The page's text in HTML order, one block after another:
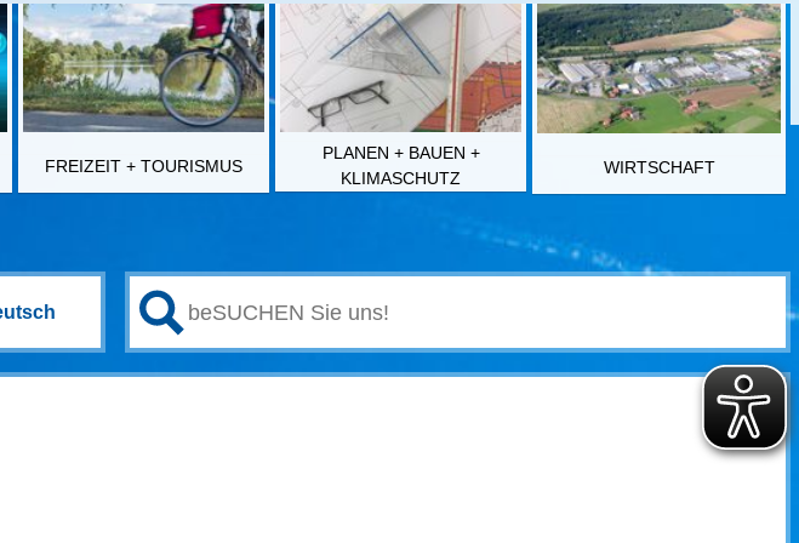
FREIZEIT + TOURISMUS
PLANEN + BAUEN +
KLIMASCHUTZ
WIRTSCHAFT